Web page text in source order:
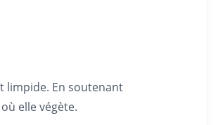
limpide. En soutenant
elle végète.